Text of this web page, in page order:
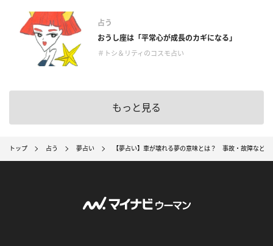
占う
おうし座は「平常心が成長のカギになる」
＃トシ＆リティのコスモ占い
もっと見る
トップ 占う 夢占い 【夢占い】車が壊れる夢の意味とは？ 事故・故障など